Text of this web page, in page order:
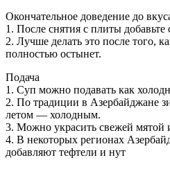
Окончательное доведение до
1. После снятия с плиты добавьте
2. Лучше делать это после того,
полностью остынет.
Подача
1. Суп можно подавать как
2. По традиции в Азербайджане
летом — холодным.
3. Можно украсить свежей мятой
4. В некоторых регионах
добавляют тефтели и нут